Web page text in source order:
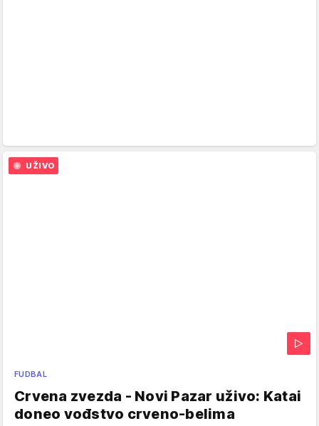
FUDBAL
Crvena zvezda - Novi Pazar uživo: Katai
doneo vođstvo crveno-belima
UŽIVO